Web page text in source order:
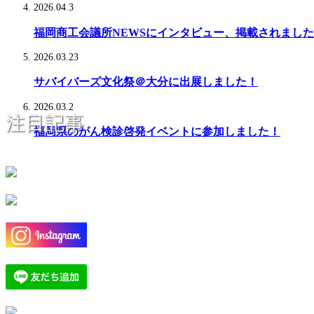
注目記事
2026.04.3
福岡商工会議所NEWSにインタビュー、掲載されまし
2026.03.23
サバイバーズ文化祭＠大分に出展しました！
2026.03.2
福岡県のがん検診啓発イベントに参加しました！